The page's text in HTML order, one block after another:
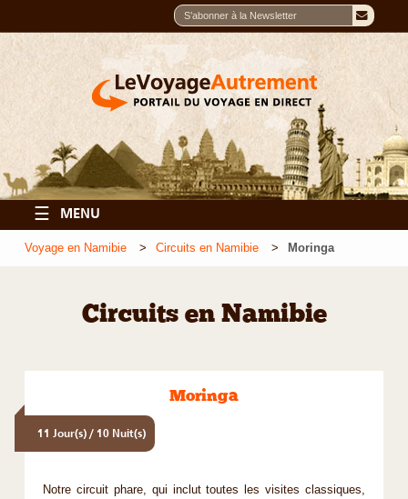
☰ MENU
Voyage en Namibie Circuits en Namibie Moringa
Circuits en Namibie
Moringa
11 Jour(s) / 10 Nuit(s)
Notre circuit phare, qui inclut toutes les visites classiques,